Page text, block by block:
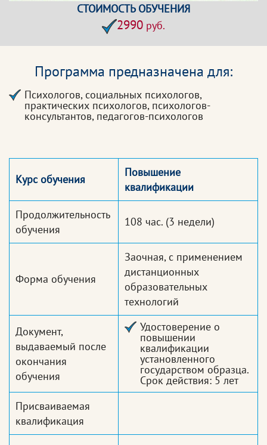
СТОИМОСТЬ ОБУЧЕНИЯ
2990 руб.
Программа предназначена для:
Психологов, социальных психологов,
практических психологов, психологов-
консультантов, педагогов-психологов
Курс обучения
Повышение
квалификации
Продолжительность
обучения
108 час. (3 недели)
Форма обучения
Заочная, с применением
дистанционных
образовательных
технологий
Документ,
выдаваемый после
окончания
обучения
Удостоверение о
повышении
квалификации
установленного
государством образца.
Срок действия: 5 лет
Присваиваемая
квалификация